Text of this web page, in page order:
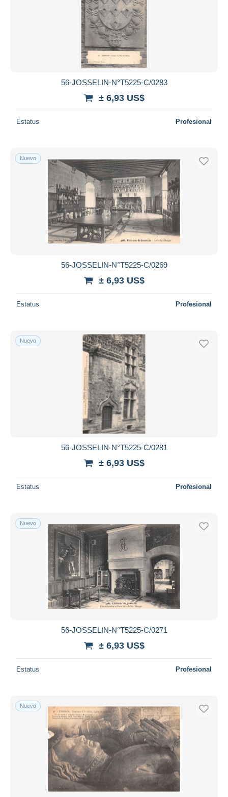
56-JOSSELIN-N°T5225-C/0283
± 6,93 US$
Estatus Profesional
Nuevo
56-JOSSELIN-N°T5225-C/0269
± 6,93 US$
Estatus Profesional
Nuevo
56-JOSSELIN-N°T5225-C/0281
± 6,93 US$
Estatus Profesional
Nuevo
56-JOSSELIN-N°T5225-C/0271
± 6,93 US$
Estatus Profesional
Nuevo